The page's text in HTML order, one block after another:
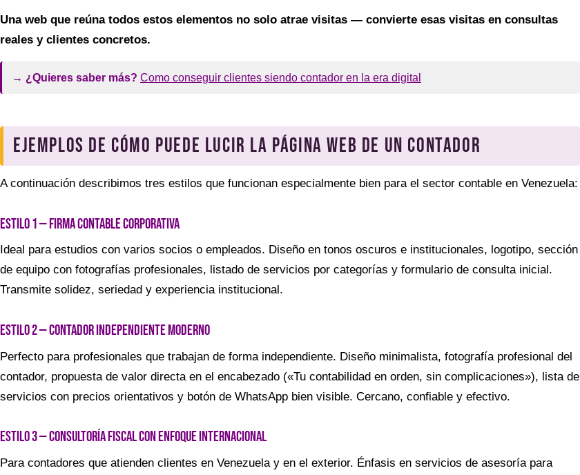
Una web que reúna todos estos elementos no solo atrae visitas — convierte esas visitas en consultas
reales y clientes concretos.
→ ¿Quieres saber más? Como conseguir clientes siendo contador en la era digital
Ejemplos de cómo puede lucir la página web de un contador
A continuación describimos tres estilos que funcionan especialmente bien para el sector contable en Venezuela:
Estilo 1 — Firma contable corporativa
Ideal para estudios con varios socios o empleados. Diseño en tonos oscuros e institucionales, logotipo, sección
de equipo con fotografías profesionales, listado de servicios por categorías y formulario de consulta inicial.
Transmite solidez, seriedad y experiencia institucional.
Estilo 2 — Contador independiente moderno
Perfecto para profesionales que trabajan de forma independiente. Diseño minimalista, fotografía profesional del
contador, propuesta de valor directa en el encabezado («Tu contabilidad en orden, sin complicaciones»), lista de
servicios con precios orientativos y botón de WhatsApp bien visible. Cercano, confiable y efectivo.
Estilo 3 — Consultoría fiscal con enfoque internacional
Para contadores que atienden clientes en Venezuela y en el exterior. Énfasis en servicios de asesoría para